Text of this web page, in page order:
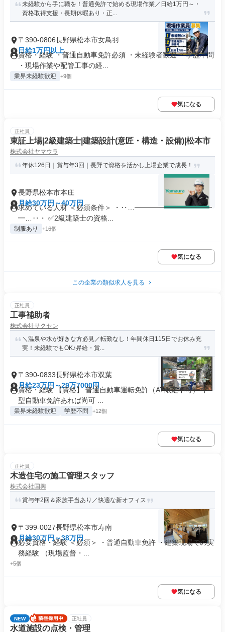
未経験から手に職を！普通免許で始める現場作業／日給1万円～・
資格取得支援・長期休暇あり・正...
〒390-0806長野県松本市女鳥羽
日給1万円以上
資格・経験 ・普通自動車免許必須 ・未経験者歓迎 ・学歴不問
・現場作業や配管工事の経...
業界未経験歓迎 +9個
気になる
正社員
東証上場|2級建築士|建築設計(意匠・構造・設備)|松本市
株式会社ヤマウラ
年休126日｜賞与年3回｜長野で資格を活かし上場企業で成長！
長野県松本市本庄
月給30万円～40万円
求めている人材 ＜必須条件＞ ・‥…━━━━━━━━━━━
━…‥・ ✅2級建築士の資格...
制服あり +16個
気になる
この企業の類似求人を見る
正社員
工事補助者
株式会社サクセン
＼温泉や水が好きな方必見／転勤なし！年間休日115日でお休み充
実！未経験でもOK♪昇給・賞...
〒390-0833長野県松本市双葉
月給23万円～29万7000円
資格・経験 【資格】 普通自動車運転免許（AT限定不可） 中
型自動車免許あれば尚可 ...
業界未経験歓迎 学歴不問 +12個
気になる
正社員
木造住宅の施工管理スタッフ
株式会社国興
賞与年2回＆家族手当あり／快適な新オフィス
〒399-0027長野県松本市寿南
月給30万円～38万円
必要資格・経験 ＜必須＞ ・普通自動車免許 ・建築現場での実
務経験 （現場監督・...
+5個
気になる
NEW 正社員
水道施設の点検・管理